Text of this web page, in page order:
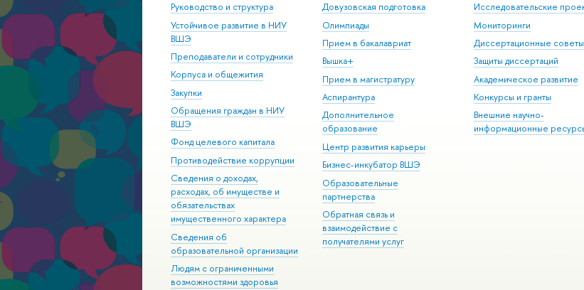
Руководство и структура
Устойчивое развитие в НИУ
ВШЭ
Преподаватели и сотрудники
Корпуса и общежития
Закупки
Обращения граждан в НИУ
ВШЭ
Фонд целевого капитала
Противодействие коррупции
Сведения о доходах,
расходах, об имуществе и
обязательствах
имущественного характера
Сведения об
образовательной организации
Людям с ограниченными
возможностями здоровья
Довузовская подготовка
Олимпиады
Прием в бакалавриат
Вышка+
Прием в магистратуру
Аспирантура
Дополнительное
образование
Центр развития карьеры
Бизнес-инкубатор ВШЭ
Образовательные
партнерства
Обратная связь и
взаимодействие с
получателями услуг
Исследовательские
Мониторинги
Диссертационные советы
Защиты диссертаций
Академическое развитие
Конкурсы и гранты
Внешние научно-
информационные